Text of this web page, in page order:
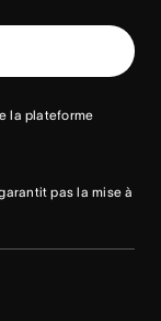
la plateforme
pas la mise à